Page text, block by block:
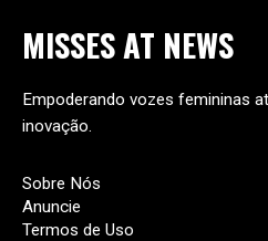
MISSESAT NEWS
Empoderando vozes femininas
inovação.
Sobre Nós
Anuncie
Termos de Uso